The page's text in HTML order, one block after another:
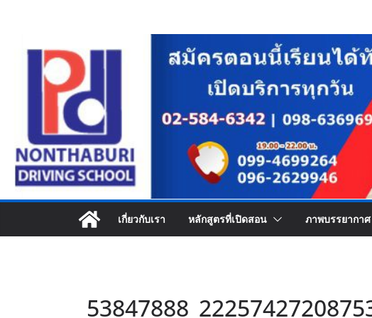
content
เกี่ยวกับเรา หลักสูตรที่เปิดสอน ภาพบรรยากาศ